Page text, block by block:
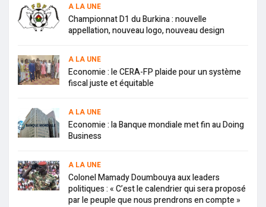
A LA UNE
Championnat D1 du Burkina : nouvelle
appellation, nouveau logo, nouveau design
A LA UNE
Economie : le CERA-FP plaide pour un système
fiscal juste et équitable
A LA UNE
Economie : la Banque mondiale met fin au Doing
Business
A LA UNE
Colonel Mamady Doumbouya aux leaders
politiques : « C’est le calendrier qui sera proposé
par le peuple que nous prendrons en compte »